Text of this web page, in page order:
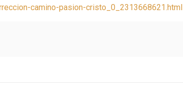
camino-pasion-cristo_0_2313668621.html